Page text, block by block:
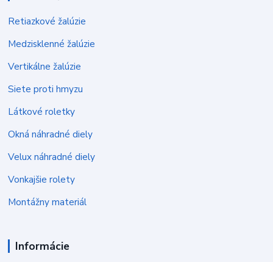
Retiazkové žalúzie
Medzisklenné žalúzie
Vertikálne žalúzie
Siete proti hmyzu
Látkové roletky
Okná náhradné diely
Velux náhradné diely
Vonkajšie rolety
Montážny materiál
Informácie